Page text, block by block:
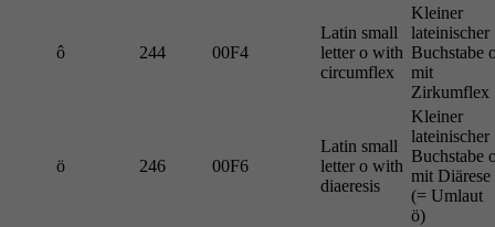
ô 244 00F4
Latin small
letter o with
circumflex
Kleiner
lateinischer
Buchstabe
mit
Zirkumflex
ö 246 00F6
Latin small
letter o with
diaeresis
Kleiner
lateinischer
Buchstabe
mit Diärese
(= Umlaut
ö)